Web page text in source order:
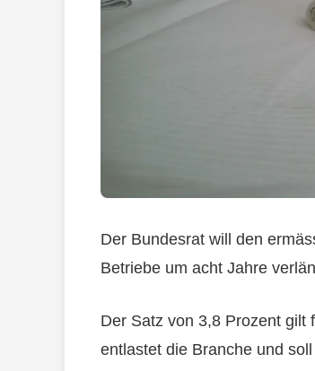
Der Bundesrat will den
Betriebe um acht Jahre
Der Satz von 3,8 Prozent gilt
entlastet die Branche und